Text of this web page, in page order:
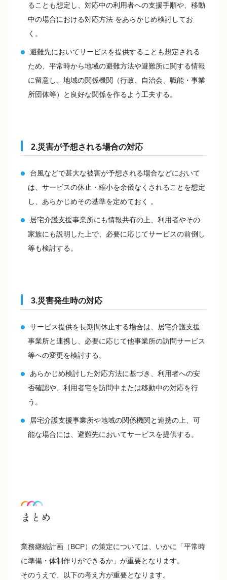
ることも想定し、対応中の利用者への支援手順や、移動
中の場合における対応方法 をあらかじめ検討してお
く。
避難先においてサービスを提供することも想定される
ため、平常時から地域の避難方法や避難所に関する情報
に留意し、地域の関係機関（行政、自治会、職能・事業
所団体等）と良好な関係を作るよう工夫する。
2.災害が予想される場合の対応
台風などで甚大な被害が予想される場合などにおいて
は、サービスの休止・縮小を余儀なくされることを想定
し、あらかじめその基準を定めておく 。
居宅介護支援事業所にも情報共有の上、利用者やその
家族にも説明した上で、必要に応じてサービスの前倒し
等も検討する。
3.災害発生時の対応
サービス提供を長期間休止する場合は、居宅介護支援
事業所と連携し、必要に応じて他事業所の訪問サービス
等への変更を検討する。
あらかじめ検討した対応方法に基づき、利用者への安
否確認や、利用者宅を訪問中または移動中の対応を行
う。
居宅介護支援事業所や地域の関係機関と連携の上、可
能な場合には、避難先においてサービスを提供する。
まとめ
業務継続計画（BCP）の策定については、いかに「平常時
に準備・体制作りができるか」が重要となります。
そのうえで、以下の考え方が重要となります。